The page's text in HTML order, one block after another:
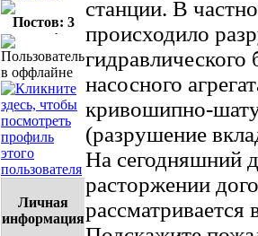
Постов: 3
Личная
информация
станции. В
происходило
гидравлического
насосного
кривошипно-
(разрушение
На сегодняшний
расторжении